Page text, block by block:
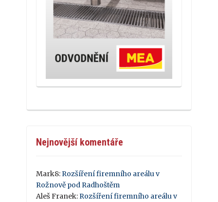
Nejnovější komentáře
Mark8:Rozšíření firemního areálu v
Rožnově pod Radhoštěm
Aleš Franek:Rozšíření firemního areálu v